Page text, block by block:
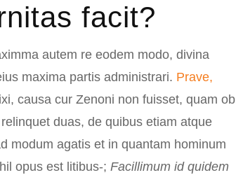
facit?
autem re eodem modo, divina
maxima partis administrari. Prave,
causa cur Zenoni non fuisset, quam ob
duas, de quibus etiam atque
modum agatis et in quantam hominum
opus est litibus-;Facillimum id quidem